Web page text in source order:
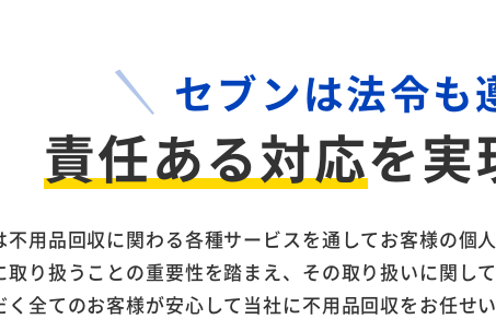
セブンは法令も
責任ある対応を実
用品回収に関わる各種サービスを通してお客様の個
り扱うことの重要性を踏まえ、その取り扱いに関し
全てのお客様が安心して当社に不用品回収をお任せ